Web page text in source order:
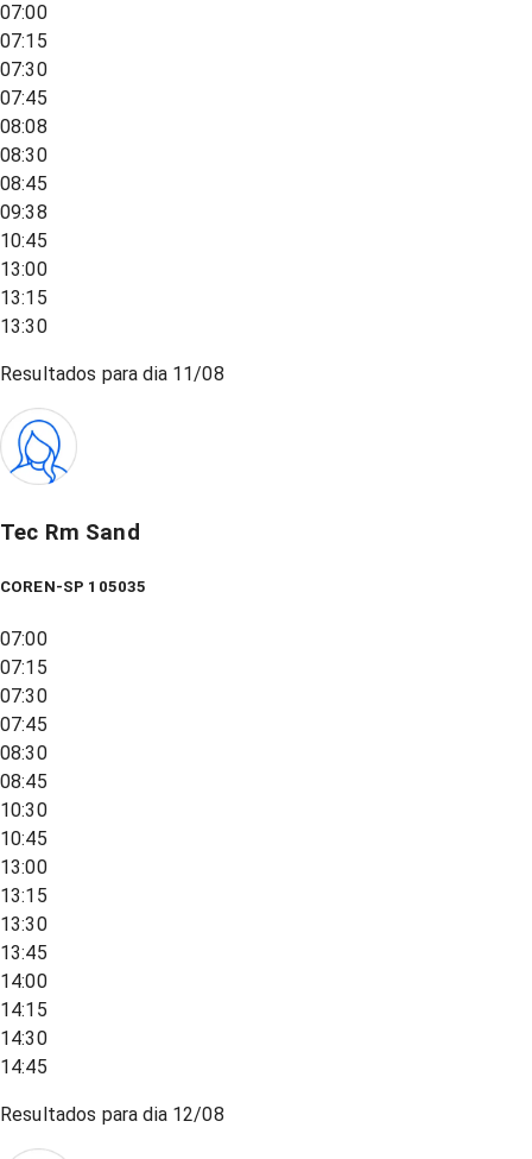
07:00
07:15
07:30
07:45
08:08
08:30
08:45
09:38
10:45
13:00
13:15
13:30
Resultados para dia 11/08
Tec Rm Sand
COREN-SP 105035
07:00
07:15
07:30
07:45
08:30
08:45
10:30
10:45
13:00
13:15
13:30
13:45
14:00
14:15
14:30
14:45
Resultados para dia 12/08